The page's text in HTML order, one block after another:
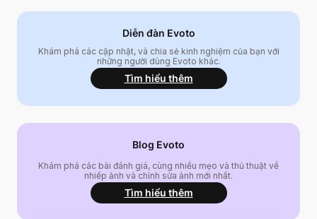
Diễn đàn Evoto
Khám phá các cập nhật, và chia sẻ kinh nghiệm của bạn với
những người dùng Evoto khác.
Tìm hiểu thêm
Blog Evoto
Khám phá các bài đánh giá, cùng nhiều mẹo và thủ thuật về
nhiếp ảnh và chỉnh sửa ảnh mới nhất.
Tìm hiểu thêm